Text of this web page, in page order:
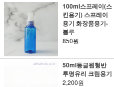
100ml스프레이(스
킨용기) 스프레이
용기 화장품용기-
블루
850원
50ml동글원형반
투명유리 크림용기
2,200원